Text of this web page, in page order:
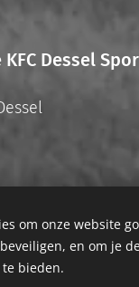
Dessel
om onze website
en om je
bieden.